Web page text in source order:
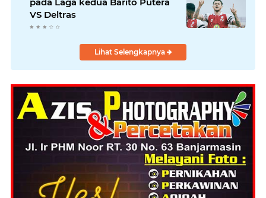
VS Deltras
Lihat Selengkapnya